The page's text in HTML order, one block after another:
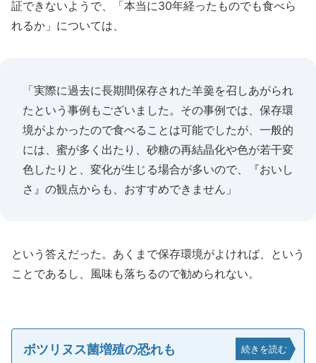
証できないようで、「本当に30年経ったものでも食べら
れるか」については、
「実際に過去に長期間保存された羊羹を召しあがられ
たという事例もございました。その事例では、保存環
境がよかったので食べることは可能でしたが、一般的
には、蜜が多く出たり、砂糖の再結晶化や色が若干変
色したりと、変化が生じる場合が多いので、『おいし
さ』の観点からも、おすすめできません」
という答えだった。あくまで保存環境がよければ、という
ことであるし、風味も落ちるので勧められない。
ボツリヌス菌増殖の恐れも 続きを読む